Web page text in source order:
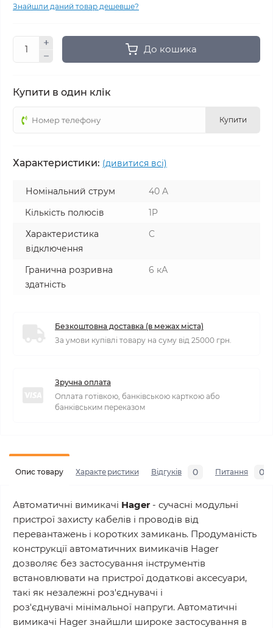
Знайшли даний товар дешевше?
До кошика
Купити в один клік
Купити
Характеристики: (дивитися всі)
Номінальний струм
40 A
Кількість полюсів
1P
Характеристика
відключення
C
Гранична розривна
здатність
6 кА
Безкоштовна доставка (в межах міста)
За умови купівлі товару на суму від 25000 грн.
Зручна оплата
Оплата готівкою, банківською карткою або
банківським переказом
Опис товару Характеристики Відгуків 0 Питання 0
Автоматичні вимикачі Hager - сучасні модульні
пристрої захисту кабелів і проводів від
перевантажень і коротких замикань. Продуманість
конструкції автоматичних вимикачів Hager
дозволяє без застосування інструментів
встановлювати на пристрої додаткові аксесуари,
такі як незалежні роз'єднувачі і
роз'єднувачі мінімальної напруги. Автоматичні
вимикачі Hager знайшли широке застосування в